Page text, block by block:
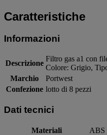
Caratteristiche
Informazioni
Descrizione
Filtro gas a1 con
Colore: Grigio,
Marchio
Portwest
Confezione lotto di 8 pezzi
Dati tecnici
Materiali
ABS